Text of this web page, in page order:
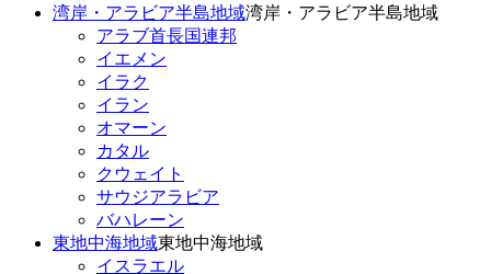
湾岸・アラビア半島地域湾岸・アラビア半島地域
アラブ首長国連邦
イエメン
イラク
イラン
オマーン
カタル
クウェイト
サウジアラビア
バハレーン
東地中海地域東地中海地域
イスラエル